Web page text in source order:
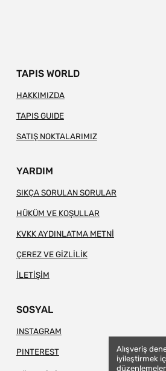
Alışveriş
iyileştirmek
TAPIS WORLD
HAKKIMIZDA
TAPIS GUIDE
SATIŞ NOKTALARIMIZ
YARDIM
SIKÇA SORULAN SORULAR
HÜKÜM VE KOŞULLAR
KVKK AYDINLATMA METNİ
ÇEREZ VE GİZLİLİK
İLETİŞİM
SOSYAL
INSTAGRAM
PINTEREST